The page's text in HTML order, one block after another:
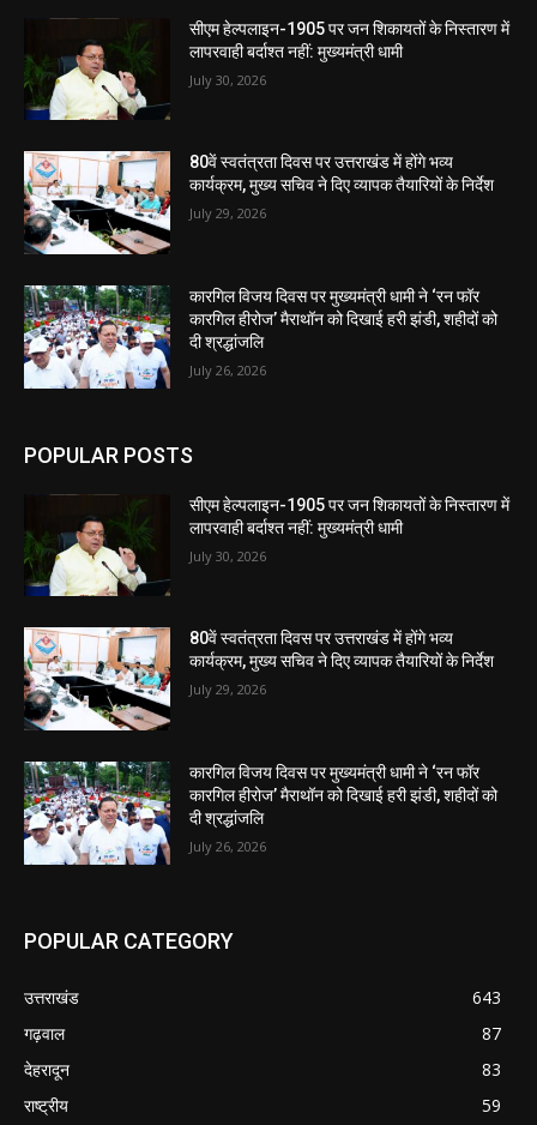
सीएम हेल्पलाइन-1905 पर जन शिकायतों के निस्तारण में
लापरवाही बर्दाश्त नहीं: मुख्यमंत्री धामी
July 30, 2026
80वें स्वतंत्रता दिवस पर उत्तराखंड में होंगे भव्य
कार्यक्रम, मुख्य सचिव ने दिए व्यापक तैयारियों के निर्देश
July 29, 2026
कारगिल विजय दिवस पर मुख्यमंत्री धामी ने ‘रन फॉर
कारगिल हीरोज’ मैराथॉन को दिखाई हरी झंडी, शहीदों को
दी श्रद्धांजलि
July 26, 2026
POPULAR POSTS
सीएम हेल्पलाइन-1905 पर जन शिकायतों के निस्तारण में
लापरवाही बर्दाश्त नहीं: मुख्यमंत्री धामी
July 30, 2026
80वें स्वतंत्रता दिवस पर उत्तराखंड में होंगे भव्य
कार्यक्रम, मुख्य सचिव ने दिए व्यापक तैयारियों के निर्देश
July 29, 2026
कारगिल विजय दिवस पर मुख्यमंत्री धामी ने ‘रन फॉर
कारगिल हीरोज’ मैराथॉन को दिखाई हरी झंडी, शहीदों को
दी श्रद्धांजलि
July 26, 2026
POPULAR CATEGORY
उत्तराखंड
643
गढ़वाल
87
देहरादून
83
राष्ट्रीय
59